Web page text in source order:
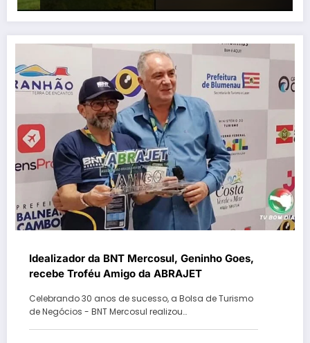
Idealizador da BNT Mercosul, Geninho Goes,
recebe Troféu Amigo da ABRAJET
Celebrando 30 anos de sucesso, a Bolsa de Turismo
de Negócios - BNT Mercosul realizou…